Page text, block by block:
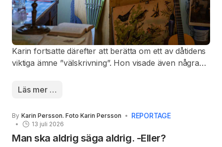
Karin fortsatte därefter att berätta om ett av dåtidens
viktiga ämne ”välskrivning”. Hon visade även några
användes förr i tiden. Att skriva med bläck var inte
Flera av de äldre åhörarna kände igen sig i det som
Karin mycket levande berättade om.
Läs mer …
By Karin Persson. Foto Karin Persson REPORTAGE
13 juli 2026
Man ska aldrig säga aldrig. -Eller?